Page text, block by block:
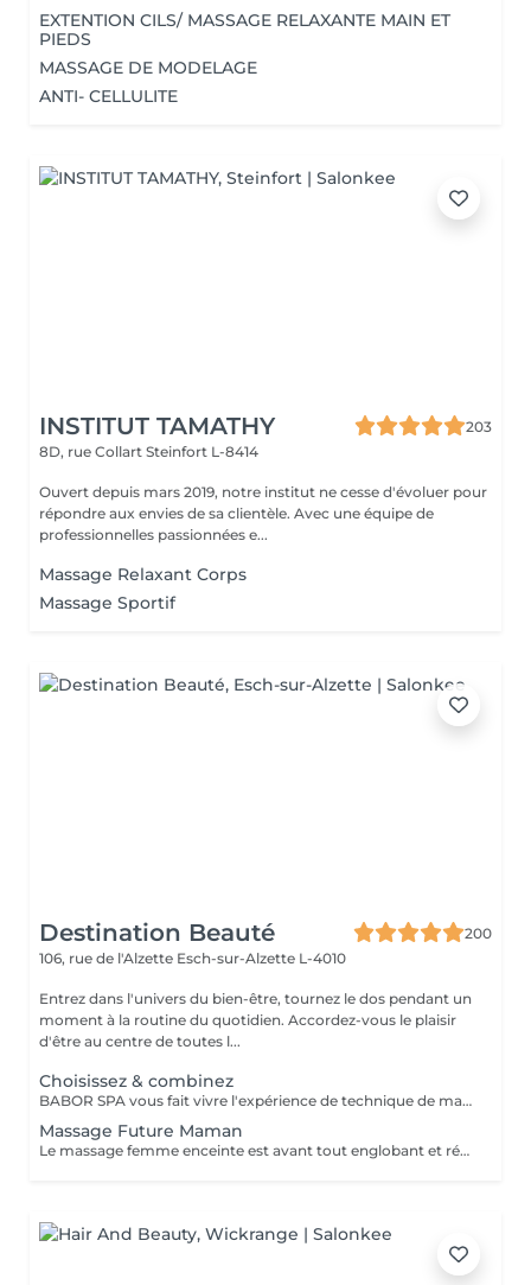
EXTENTION CILS/ MASSAGE RELAXANTE MAIN ET
PIEDS
MASSAGE DE MODELAGE
ANTI- CELLULITE
INSTITUT TAMATHY
203
8D, rue Collart Steinfort L-8414
Ouvert depuis mars 2019, notre institut ne cesse d'évoluer pour
répondre aux envies de sa clientèle. Avec une équipe de
professionnelles passionnées e...
Massage Relaxant Corps
Massage Sportif
Destination Beauté
200
106, rue de l'Alzette Esch-sur-Alzette L-4010
Entrez dans l'univers du bien-être, tournez le dos pendant un
moment à la routine du quotidien. Accordez-vous le plaisir
d'être au centre de toutes l...
Choisissez & combinez
BABOR SPA vous fait vivre l'expérience de technique de massage grâce à des arômes délicats, des textures caressantes et des soins efficaces. Que voulez-vous ressentir ? Décidez vous même! SHAPING FOR BODY - Modèle mes sens. Définit une silhouette séduisante et affinée. ENERGIZING LIME MANDARIN - Eveille mes sens. Met tous les sens en éveil et apporte vivacité à la peau. RELAXING LAVENDER MINT - Relaxe mes sens. Caresse la peau et apporte une peau intérieure totale. BALANCING CASHMERE WOOD - Renforce mes sens. Apporte force intérieure et une peau plus résistante.
Massage Future Maman
Le massage femme enceinte est avant tout englobant et réconfortant. Ce massage utilise des techniques spécifiques permettant de soulager les tensions musculaires particulières pendant la grossesse.